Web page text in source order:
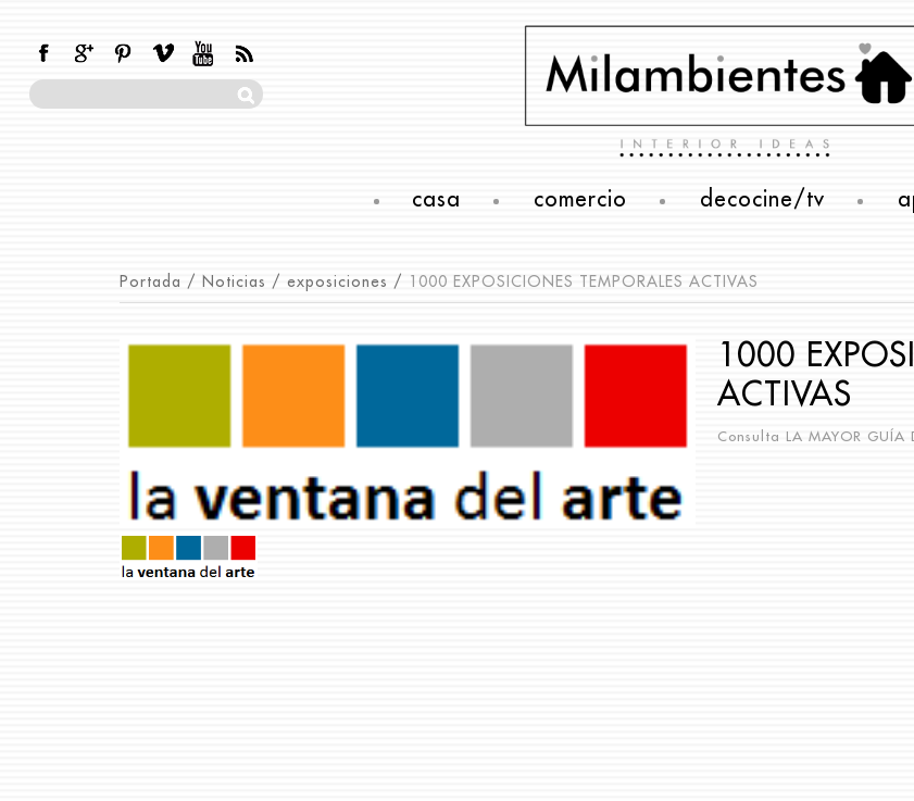
casa comercio decocine/tv
Portada / Noticias / exposiciones / 1000 EXPOSICIONES TEMPORALES ACTIVAS
1000
ACTIVAS
Consulta LA MAYOR GUÍA